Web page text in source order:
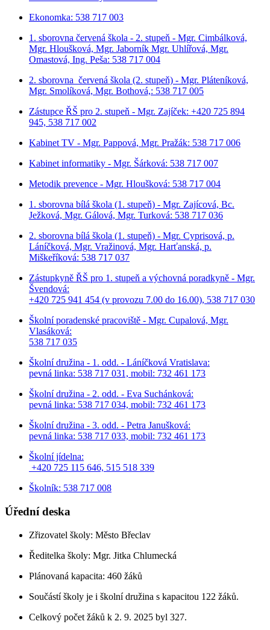
Ekonomka: 538 717 003
1. sborovna červená škola - 2. stupeň - Mgr. Cimbálková,
Mgr. Hloušková, Mgr. Jaborník Mgr. Uhlířová, Mgr.
Omastová, Ing. Peša: 538 717 004
2. sborovna červená škola (2. stupeň) - Mgr. Pláteníková,
Mgr. Smolíková, Mgr. Bothová,: 538 717 005
Zástupce ŘŠ pro 2. stupeň - Mgr. Zajíček: +420 725 894
945, 538 717 002
Kabinet TV - Mgr. Pappová, Mgr. Pražák: 538 717 006
Kabinet informatiky - Mgr. Šárková: 538 717 007
Metodik prevence - Mgr. Hloušková: 538 717 004
1. sborovna bílá škola (1. stupeň) - Mgr. Zajícová, Bc.
Ježková, Mgr. Gálová, Mgr. Turková: 538 717 036
2. sborovna bílá škola (1. stupeň) - Mgr. Cyprisová, p.
Láníčková, Mgr. Vražinová, Mgr. Harťanská, p.
Miškeříková: 538 717 037
Zástupkyně ŘŠ pro 1. stupeň a výchovná poradkyně - Mgr.
Švendová:
+420 725 941 454 (v provozu 7.00 do 16.00), 538 717 030
Školní poradenské pracoviště - Mgr. Cupalová, Mgr.
Vlasáková:
538 717 035
Školní družina - 1. odd. - Láníčková Vratislava:
pevná linka: 538 717 031, mobil: 732 461 173
Školní družina - 2. odd. - Eva Suchánková:
pevná linka: 538 717 034, mobil: 732 461 173
Školní družina - 3. odd. - Petra Janušková:
pevná linka: 538 717 033, mobil: 732 461 173
Školní jídelna:
+420 725 115 646, 515 518 339
Školník: 538 717 008
Úřední deska
Zřizovatel školy: Město Břeclav
Ředitelka školy: Mgr. Jitka Chlumecká
Plánovaná kapacita: 460 žáků
Součástí školy je i školní družina s kapacitou 122 žáků.
Celkový počet žáků k 2. 9. 2025 byl 327.